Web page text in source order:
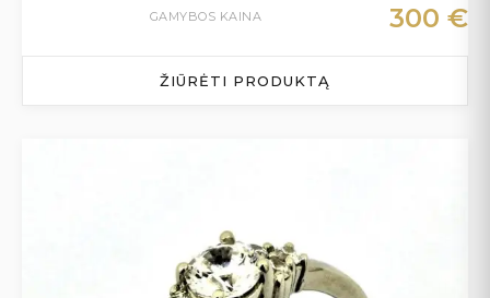
GAMYBOS KAINA 300 €
ŽIŪRĖTI PRODUKTĄ